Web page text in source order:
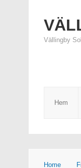
Vällingby
Hem
Home